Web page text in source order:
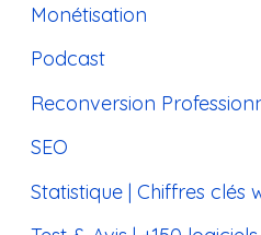
Monétisation
Podcast
Reconversion
SEO
Statistique | Chiffres clés